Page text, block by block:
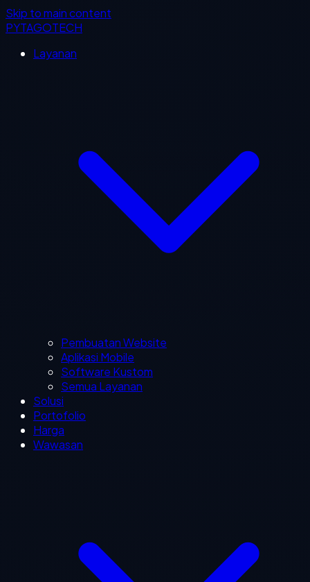
Skip to main content
PYTAGOTECH
Layanan
Pembuatan Website
Aplikasi Mobile
Software Kustom
Semua Layanan
Solusi
Portofolio
Harga
Wawasan